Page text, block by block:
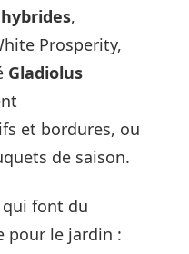
,
Prosperity,
Gladiolus
et bordures, ou
de saison.
font du
pour le jardin :